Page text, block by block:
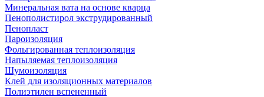
Минеральная вата на основе кварца
Пенополистирол экструдированный
Пенопласт
Пароизоляция
Фольгированная теплоизоляция
Напыляемая теплоизоляция
Шумоизоляция
Клей для изоляционных материалов
Полиэтилен вспененный